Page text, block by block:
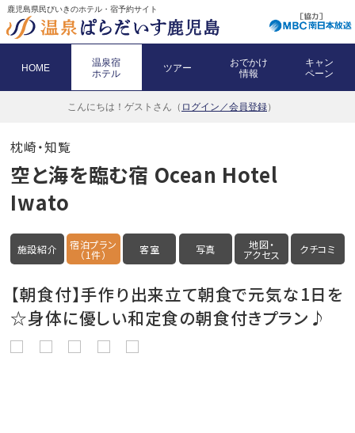
鹿児島県民びいきのホテル・宿予約サイト
HOME
温泉宿
ホテル
ツアー
おでかけ
情報
キャン
ペーン
こんにちは！ ゲストさん（ ログイン／会員登録）
枕崎・知覧
空と海を臨む宿 Ocean Hotel
Iwato
施設紹介 宿泊プラン
（1件） 客室 写真 地図・
アクセス クチコミ
【朝食付】手作り出来立て朝食で元気な1日を
☆身体に優しい和定食の朝食付きプラン♪